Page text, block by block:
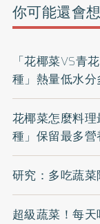
你可能還會
「花椰菜VS青
種」熱量低水分
花椰菜怎麼料
種」保留最多營
研究：多吃蔬
超級蔬菜！每